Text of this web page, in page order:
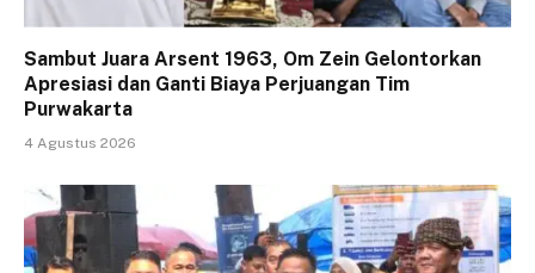
Sambut Juara Arsent 1963, Om Zein Gelontorkan
Apresiasi dan Ganti Biaya Perjuangan Tim
Purwakarta
4 Agustus 2026